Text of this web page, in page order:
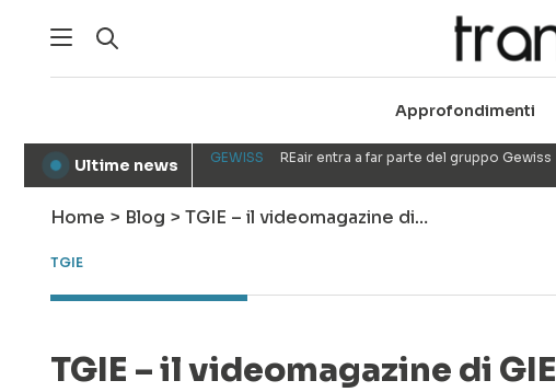
Approfondimenti
● Ultime news GEWISS REair entra a far parte del gruppo Gewiss
Home > Blog > TGIE – il videomagazine di…
TGIE
TGIE – il videomagazine di